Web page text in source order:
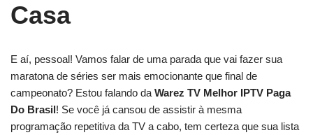
Casa
E aí, pessoal! Vamos falar de uma parada que vai fazer sua
maratona de séries ser mais emocionante que final de
campeonato? Estou falando da Warez TV Melhor IPTV Paga
Do Brasil! Se você já cansou de assistir à mesma
programação repetitiva da TV a cabo, tem certeza que sua lista